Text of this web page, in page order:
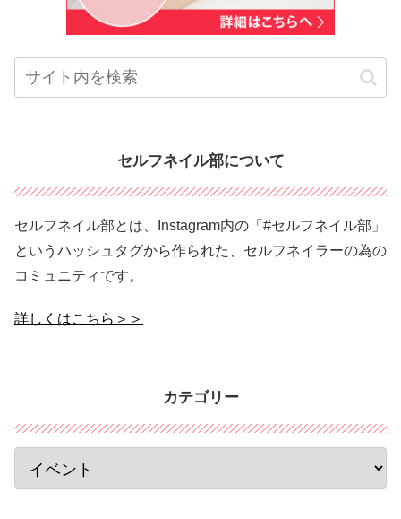
セルフネイル部について
セルフネイル部とは、Instagram内の「#セルフネイル部」
というハッシュタグから作られた、セルフネイラーの為の
コミュニティです。
詳しくはこちら＞＞
カテゴリー